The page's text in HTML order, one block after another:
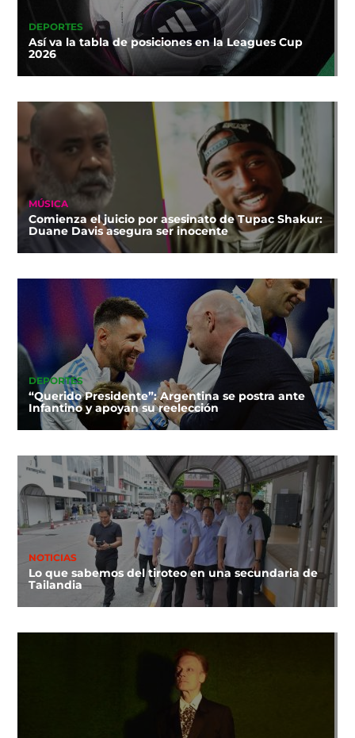
DEPORTES
Así va la tabla de posiciones en la Leagues Cup
2026
MÚSICA
Comienza el juicio por asesinato de Tupac Shakur:
Duane Davis asegura ser inocente
DEPORTES
“Querido Presidente”: Argentina se postra ante
Infantino y apoyan su reelección
NOTICIAS
Lo que sabemos del tiroteo en una secundaria de
Tailandia